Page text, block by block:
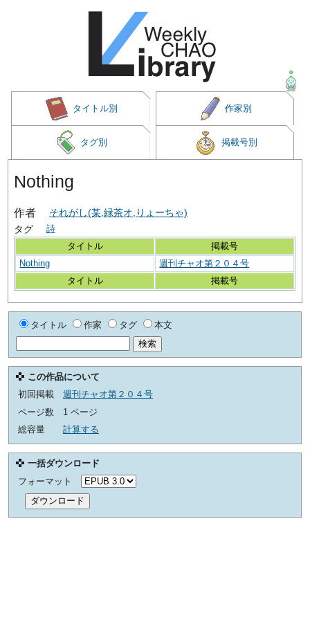
タイトル別 作家別
タグ別 掲載号別
Nothing
作者
それがし(某,緑茶オ,りょーちゃ)
タグ
詩
タイトル
掲載号
タイトル 掲載号
Nothing 週刊チャオ第２０４号
タイトル 作家 タグ 本文
この作品について
初回掲載
週刊チャオ第２０４号
ページ数
1 ページ
総容量
計算する
一括ダウンロード
フォーマット